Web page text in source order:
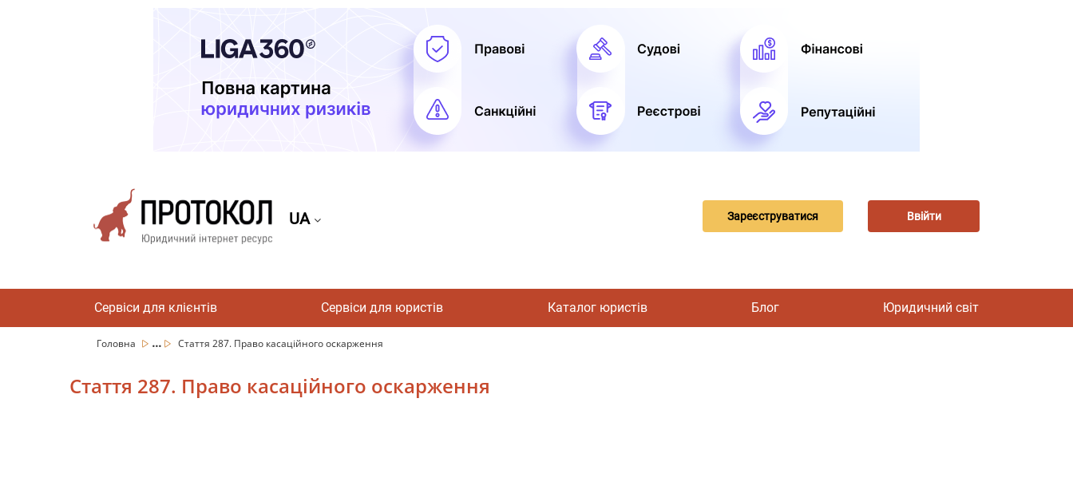
UA Зареєструватися Ввійти
Сервіси для клієнтів Сервіси для юристів Каталог юристів Блог Юридичний світ
Головна ... Стаття 287. Право касаційного оскарження
Стаття 287. Право касаційного оскарження